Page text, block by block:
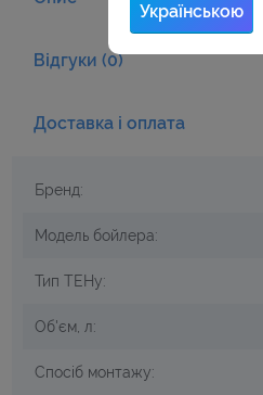
Відгуки (0)
Доставка і оплата
Бренд:
Модель бойлера:
Тип ТЕНу:
Об'єм, л:
Спосіб монтажу:
Українською